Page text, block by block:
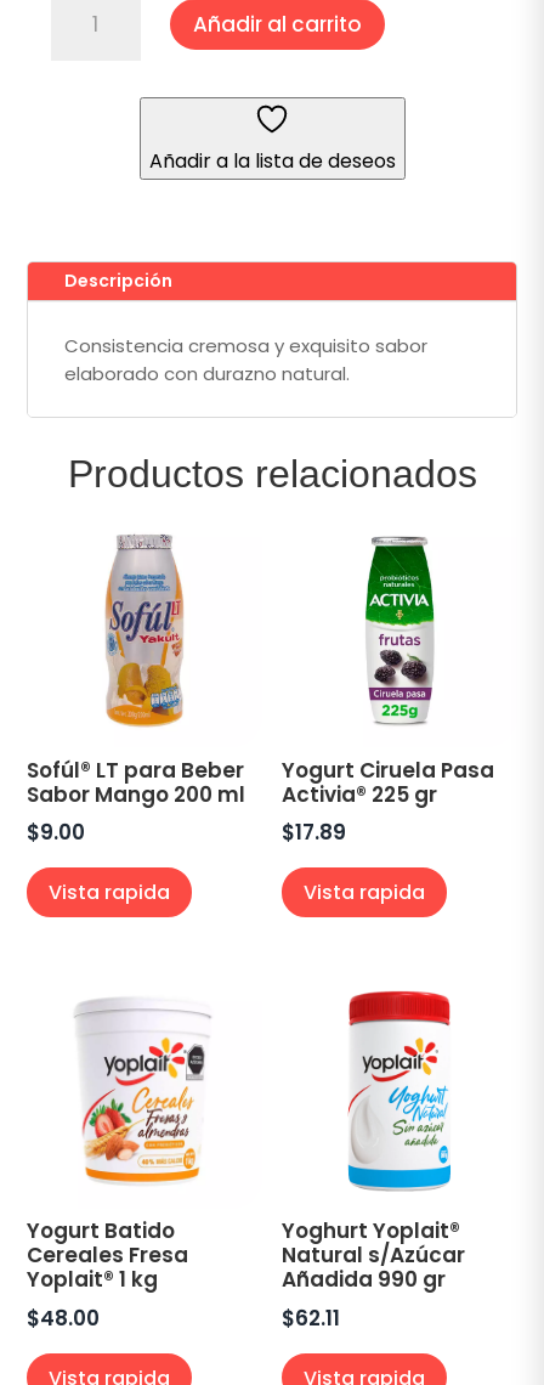
Bebible
Añadir al carrito
Añadir a la lista de deseos
Descripción
Consistencia cremosa y exquisito sabor
elaborado con durazno natural.
Productos relacionados
Sofúl® LT para Beber
Sabor Mango 200 ml
$9.00
Vista rapida
Yogurt Ciruela Pasa
Activia® 225 gr
$17.89
Vista rapida
Yogurt Batido
Cereales Fresa
Yoplait® 1 kg
$48.00
Vista rapida
Yoghurt Yoplait®
Natural s/Azúcar
Añadida 990 gr
$62.11
Vista rapida